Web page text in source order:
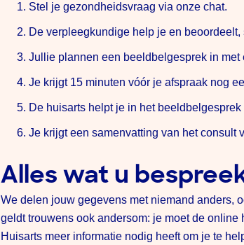
Stel je gezondheidsvraag via onze chat.
De verpleegkundige help je en
Jullie plannen een beeldbelgesprek in met
Je krijgt 15 minuten vóór je afspraak nog
De huisarts helpt je in het
Je krijgt een samenvatting van het consult
Alles wat u
We delen jouw gegevens met niemand anders,
geldt trouwens ook andersom: je moet de
Huisarts meer informatie nodig heeft om je te